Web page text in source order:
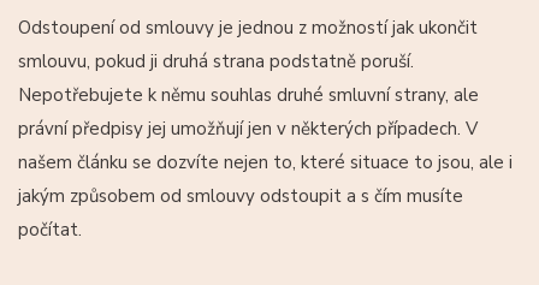
Odstoupení od smlouvy je jednou z možností jak ukončit
smlouvu, pokud ji druhá strana podstatně poruší.
Nepotřebujete k němu souhlas druhé smluvní strany, ale
právní předpisy jej umožňují jen v některých případech. V
našem článku se dozvíte nejen to, které situace to jsou, ale i
jakým způsobem od smlouvy odstoupit a s čím musíte
počítat.